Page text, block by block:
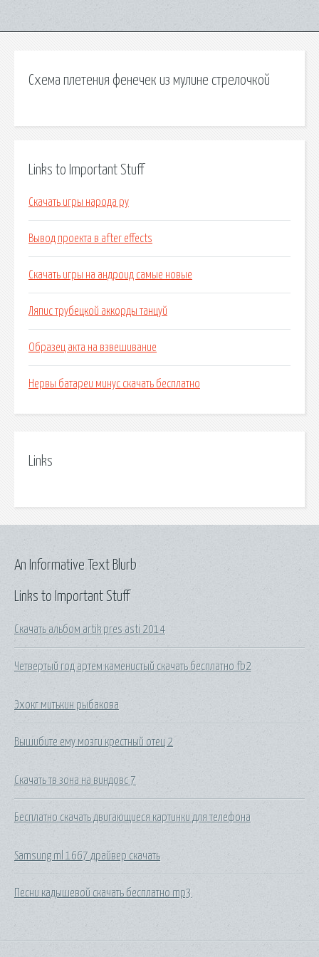
Схема плетения фенечек из мулине стрелочкой
Links to Important Stuff
Скачать игры народа ру
Вывод проекта в after effects
Скачать игры на андроид самые новые
Ляпис трубецкой аккорды танцуй
Образец акта на взвешивание
Нервы батареи минус скачать бесплатно
Links
Links to Important Stuff
Скачать альбом artik pres asti 2014
Четвертый год артем каменистый скачать бесплатно fb2
Эхокг митькин рыбакова
Вышибите ему мозги крестный отец 2
Скачать тв зона на виндовс 7
Бесплатно скачать двигающиеся картинки для телефона
Samsung ml 1667 драйвер скачать
Песни кадышевой скачать бесплатно mp3
An Informative Text Blurb